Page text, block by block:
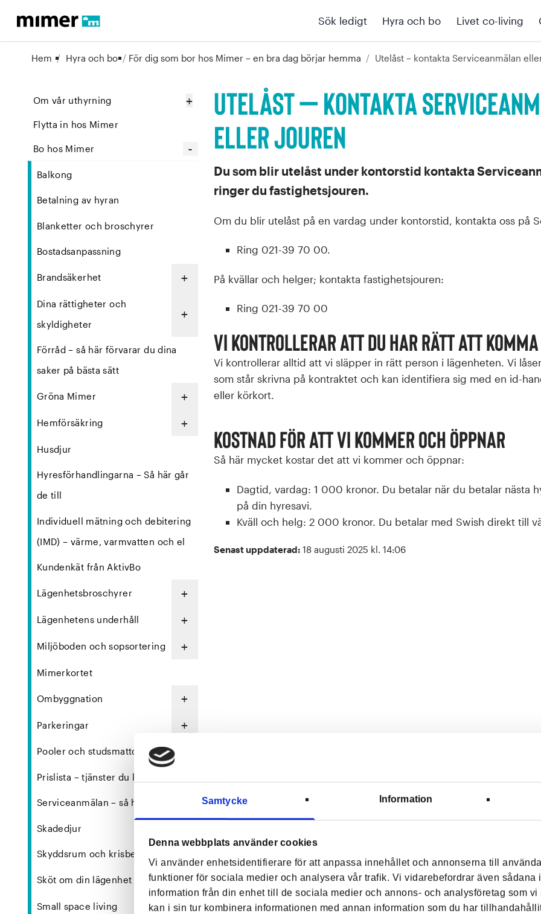
Samtycke Information
Denna webbplats använder cookies
Vi använder enhetsidentifierare för att anpassa innehållet och annonserna till
funktioner för sociala medier och analysera vår trafik. Vi vidarebefordrar även sådana
information från din enhet till de sociala medier och annons- och analysföretag som vi
kan i sin tur kombinera informationen med annan information som du har
Sök ledigt Hyra och bo Livet co-living
Utelåst – kontakta
eller jouren
Hem / Hyra och bo / För dig som bor hos Mimer – en bra dag börjar hemma / Utelåst – kontakta Serviceanmälan
Om vår uthyrning +
Flytta in hos Mimer
Bo hos Mimer -
Balkong
Betalning av hyran
Blanketter och broschyrer
Bostadsanpassning
Brandsäkerhet +
Dina rättigheter och
skyldigheter
+
Förråd – så här förvarar du dina
saker på bästa sätt
Gröna Mimer +
Hemförsäkring +
Husdjur
Hyresförhandlingarna – Så här går
de till
Individuell mätning och debitering
(IMD) – värme, varmvatten och el
Kundenkät från AktivBo
Lägenhetsbroschyrer +
Lägenhetens underhåll +
Miljöboden och sopsortering +
Mimerkortet
Ombyggnation +
Parkeringar +
Pooler och studsmattor
Prislista – tjänster du kan beställa
Serviceanmälan – så här gör du
Skadedjur
Skyddsrum och krisberedskap
Sköt om din lägenhet +
Small space living
Du som blir utelåst under kontorstid kontakta
ringer du fastighetsjouren.
Om du blir utelåst på en vardag under kontorstid, kontakta oss på
Ring 021-39 70 00.
På kvällar och helger; kontakta fastighetsjouren:
Ring 021-39 70 00
Vi kontrollerar att du har rätt att
Vi kontrollerar alltid att vi släpper in rätt person i lägenheten. Vi
som står skrivna på kontraktet och kan identifiera sig med en id-
eller körkort.
Kostnad för att vi kommer och öppnar
Så här mycket kostar det att vi kommer och öppnar:
Dagtid, vardag: 1 000 kronor. Du betalar när du betalar nästa
på din hyresavi.
Kväll och helg: 2 000 kronor. Du betalar med Swish direkt till
Senast uppdaterad: 18 augusti 2025 kl. 14:06